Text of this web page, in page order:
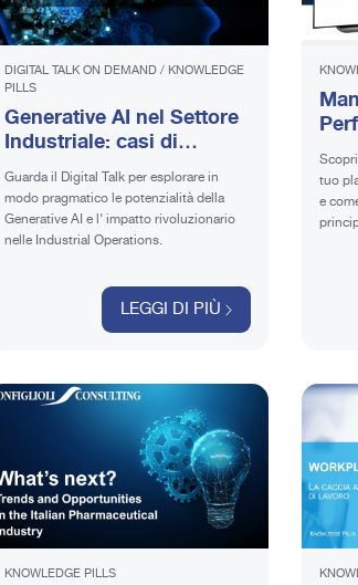
DIGITAL TALK ON DEMAND/ KNOWLEDGE
PILLS
Generative AI nel Settore
Industriale: casi di
applicazione concreti | DT
on Demand
Guarda il Digital Talk per esplorare in
modo pragmatico le potenzialità della
Generative AI e l’ impatto rivoluzionario
nelle Industrial Operations.
LEGGI DI PIÙ
tuo
e
KNOWLEDGE PILLS